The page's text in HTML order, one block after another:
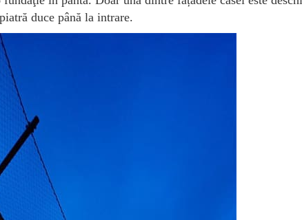
duce până la intrare.